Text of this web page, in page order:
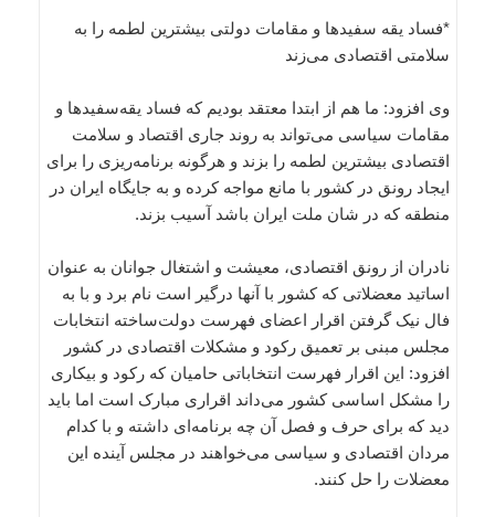
*فساد یقه سفیدها و مقامات دولتی بیشترین لطمه را به
سلامتی اقتصادی می‌زند
وی افزود: ما هم از ابتدا معتقد بودیم که فساد یقه‌سفیدها و
مقامات سیاسی می‌تواند به روند جاری اقتصاد و سلامت
اقتصادی بیشترین لطمه را بزند و هرگونه برنامه‌ریزی را برای
ایجاد رونق در کشور با مانع مواجه کرده و به جایگاه ایران در
منطقه که در شان ملت ایران باشد آسیب بزند.
نادران از رونق اقتصادی، معیشت و اشتغال جوانان به عنوان
اساتید معضلاتی که کشور با آنها درگیر است نام برد و با به
فال نیک گرفتن اقرار اعضای فهرست دولت‌ساخته انتخابات
مجلس مبنی بر تعمیق رکود و مشکلات اقتصادی در کشور
افزود: این اقرار فهرست انتخاباتی حامیان که رکود و بیکاری
را مشکل اساسی کشور می‌داند اقراری مبارک است اما باید
دید که برای حرف و فصل آن چه برنامه‌ای داشته و با کدام
مردان اقتصادی و سیاسی می‌خواهند در مجلس آینده این
معضلات را حل کنند.